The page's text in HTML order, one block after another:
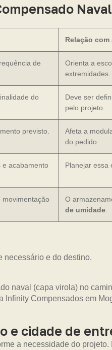
Relação
de
Orienta a
extremidades.
do
Deve ser
pelo projeto.
previsto.
Afeta a
do pedido.
acabamento
Planejar essa
O
de umidade.
necessário e do destino.
e cidade de
a necessidade do